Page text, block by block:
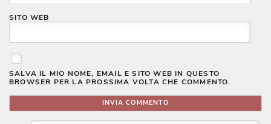
SITO WEB
SALVA IL MIO NOME, EMAIL E SITO WEB IN QUESTO
BROWSER PER LA PROSSIMA VOLTA CHE COMMENTO.